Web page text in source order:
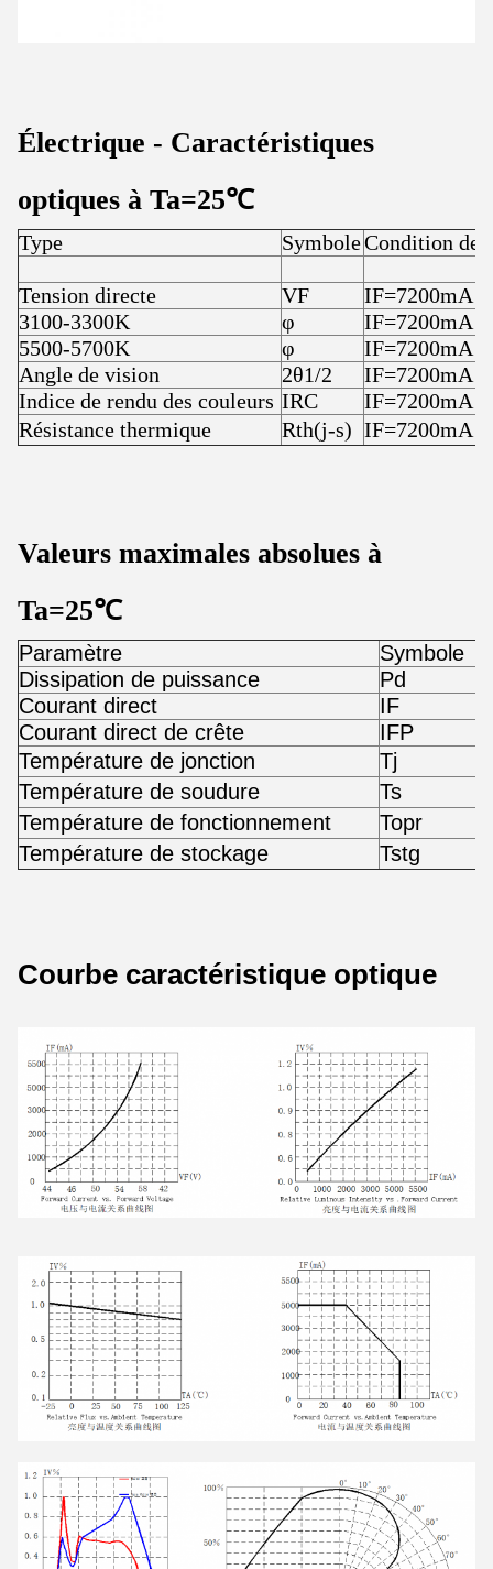
Électrique - Caractéristiques
optiques à Ta=25℃
Type SymboleCondition de
Tension directe VF
IF=7200mA
3100-3300K
φ
IF=7200mA
5500-5700K
φ
IF=7200mA
Angle de vision
2θ1/2
IF=7200mA
Indice de rendu des couleurs IRC
IF=7200mA
Résistance thermique
Rth(j-s) IF=7200mA
Valeurs maximales absolues à
Ta=25℃
Paramètre Symbole
Dissipation de puissance
Pd
Courant direct
IF
Courant direct de crête
IFP
Température de jonction
Tj
Température de soudure
Ts
Température de fonctionnement
Topr
Température de stockage
Tstg
Courbe caractéristique optique